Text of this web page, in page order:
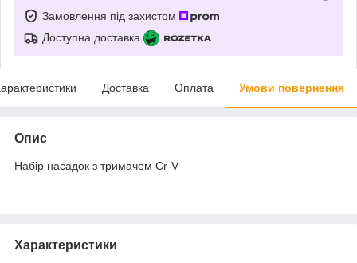
Замовлення під захистом
Доступна доставка
Доставка Оплата Умови повернення
Опис
Набір насадок з тримачем Cr-V
Характеристики